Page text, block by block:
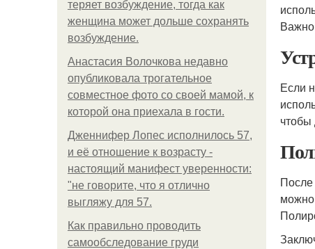
теряет возбуждение, тогда как
женщина может дольше сохранять
возбуждение.
Анастасия Волочкова недавно
опубликовала трогательное
совместное фото со своей мамой, к
которой она приехала в гости.
Дженнифер Лопес исполнилось 57,
и её отношение к возрасту -
настоящий манифест уверенности:
"не говорите, что я отлично
выгляжу для 57.
Как правильно проводить
самообследование груди
Важно
Если
После
можно